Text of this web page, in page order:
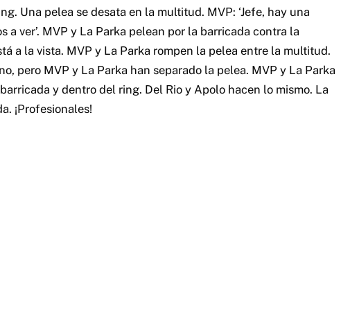
Una pelea se desata en la multitud. MVP: ‘Jefe, hay una
a ver’. MVP y La Parka pelean por la barricada contra la
a la vista. MVP y La Parka rompen la pelea entre la multitud.
pero MVP y La Parka han separado la pelea. MVP y La Parka
y dentro del ring. Del Rio y Apolo hacen lo mismo. La
¡Profesionales!